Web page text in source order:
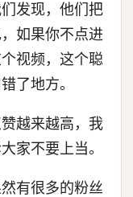
发现，他们把
如果你不点进
视频，这个聪
了地方。
越来越高，我
家不要上当。
有很多的粉丝